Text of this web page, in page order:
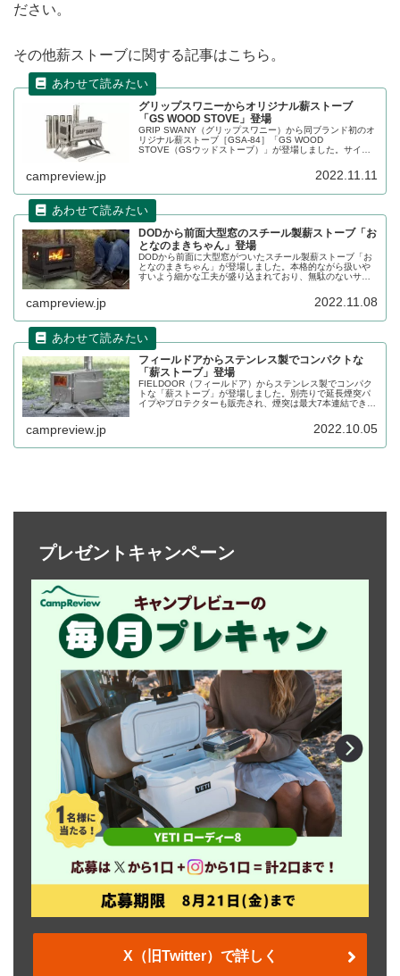
ださい。
その他薪ストーブに関する記事はこちら。
グリップスワニーからオリジナル薪ストーブ
「GS WOOD STOVE」登場
GRIP SWANY（グリップスワニー）から同ブランド初のオ
リジナル薪ストーブ［GSA-84］「GS WOOD
STOVE（GSウッドストーブ）」が登場しました。サイド
campreview.jp 2022.11.11
DODから前面大型窓のスチール製薪ストーブ「お
となのまきちゃん」登場
DODから前面に大型窓がついたスチール製薪ストーブ「お
となのまきちゃん」が登場しました。本格的ながら扱いや
すいよう細かな工夫が盛り込まれており、無駄のないサイ
campreview.jp 2022.11.08
フィールドアからステンレス製でコンパクトな
「薪ストーブ」登場
FIELDOOR（フィールドア）からステンレス製でコンパク
トな「薪ストーブ」が登場しました。別売りで延長煙突パ
イプやプロテクターも販売され、煙突は最大7本連結できる
campreview.jp 2022.10.05
プレゼントキャンペーン
X（旧Twitter）で詳しく